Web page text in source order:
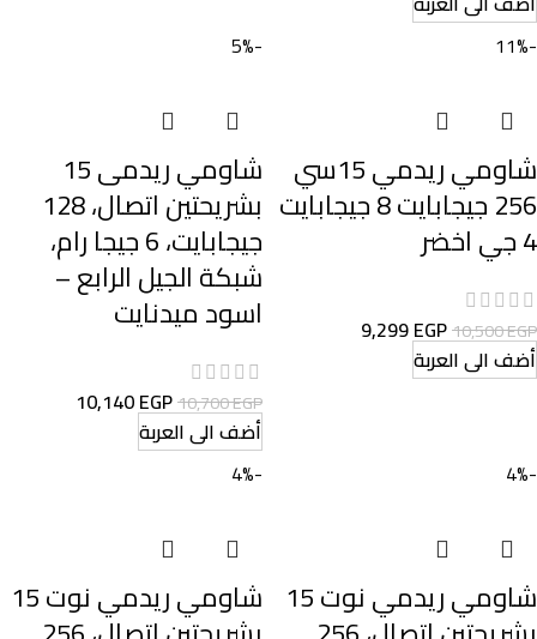
-11%
شاومي ريدمي 15سي
256 جيجابايت 8 جيجابايت
4 جي اخضر
10,500EGP
9,299EGP
أضف الى العربة
-5%
شاومي ريدمى 15
بشريحتين اتصال، 128
جيجابايت، 6 جيجا رام،
شبكة الجيل الرابع –
اسود ميدنايت
10,700EGP
10,140EGP
أضف الى العربة
-4%
شاومي ريدمي نوت 15
-4%
شاومي ريدمي نوت 15